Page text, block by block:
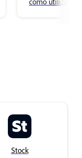
Stock